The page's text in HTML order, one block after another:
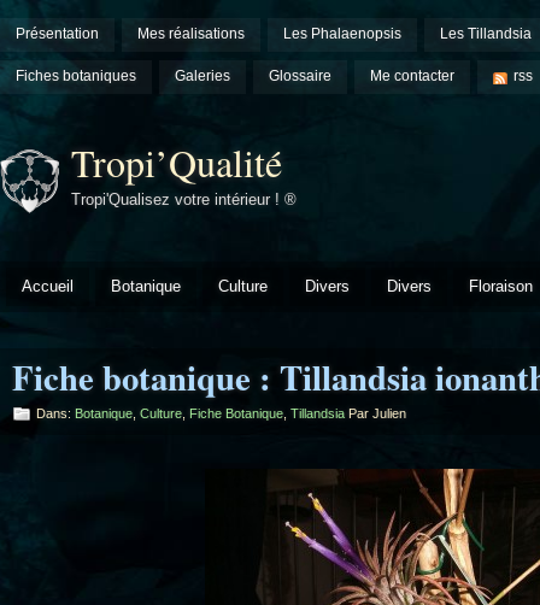
Présentation Mes réalisations Les Phalaenopsis Les Tillandsia
Fiches botaniques Galeries Glossaire Me contacter rss
Tropi’Qualité
Tropi'Qualisez votre intérieur ! ®
Accueil Botanique Culture Divers Divers Floraison
Fiche botanique : Tillandsia
Dans: Botanique Culture Fiche Botanique Tillandsia Par Julien